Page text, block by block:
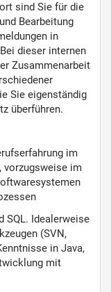
sind Sie für die
Bearbeitung
in
dieser internen
Zusammenarbeit
Sie eigenständig
überführen.
im
vorzugsweise im
SQL. Idealerweise
(SVN,
in Java,
mit